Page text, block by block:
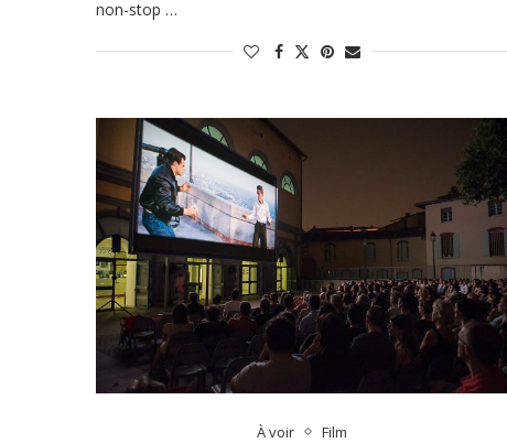
non-stop …
À voir Film